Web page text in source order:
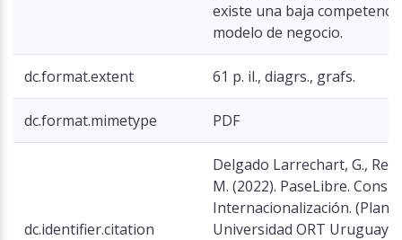
existe una baja
modelo de negocio.
dc.format.extent 61 p. il., diagrs., grafs.
dc.format.mimetype PDF
dc.identifier.citation
Delgado Larrechart, G.,
M. (2022). PaseLibre.
Internacionalización. (Plan
Universidad ORT Uruguay,